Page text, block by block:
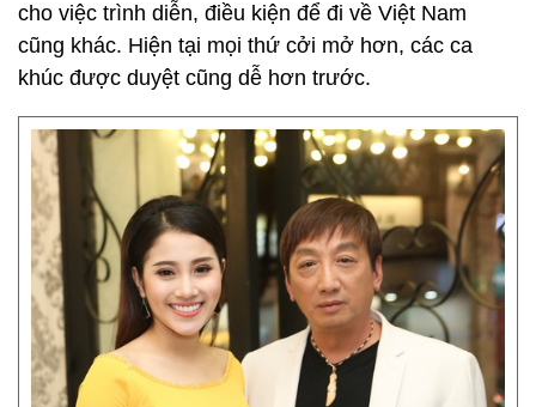
cho việc trình diễn, điều kiện để đi về Việt Nam
cũng khác. Hiện tại mọi thứ cởi mở hơn, các ca
khúc được duyệt cũng dễ hơn trước.